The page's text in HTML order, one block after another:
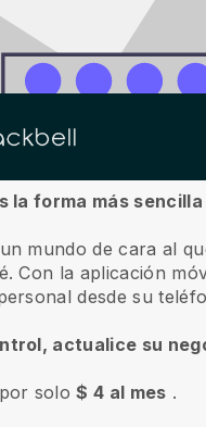
la forma más
mundo de cara al
Con la aplicación
desde su
actualice su
solo$ 4 al mes .